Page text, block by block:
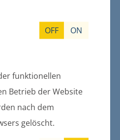
OFF ON
funktionellen
Betrieb der Website
nach dem
gelöscht.
zur Deckung
des Wasser-
"Untere Peene